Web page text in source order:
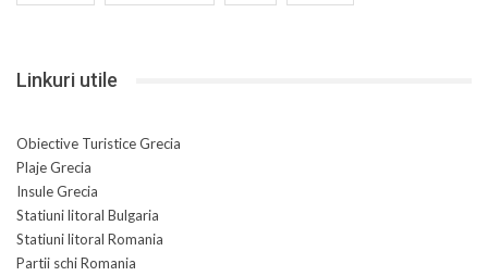
Linkuri utile
Obiective Turistice Grecia
Plaje Grecia
Insule Grecia
Statiuni litoral Bulgaria
Statiuni litoral Romania
Partii schi Romania